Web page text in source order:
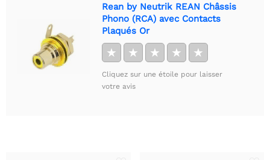
Rean by Neutrik REAN Châssis
Phono (RCA) avec Contacts
Plaqués Or
★ ★ ★ ★ ★
Cliquez sur une étoile pour laisser
votre avis